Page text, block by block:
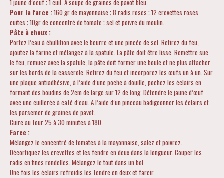
1 jaune d’oeuf ; 1 cuil. À soupe de graines de pavot bleu.
Pour la farce : 160 gr de mayonnaise ; 8 radis roses ; 12 crevettes roses
cuites ; 10gr de concentré de tomate ; sel et poivre du moulin.
Pâte à choux :
Portez l’eau à ébullition avec le beurre et une pincée de sel. Retirez du feu,
ajoutez la farine et mélangez à la spatule. La pâte doit être lisse. Remettre sue
le feu, remuez avec la spatule, la pâte doit former une boule et ne plus attacher
sur les bords de la casserole. Retirez du feu et incorporez les œufs un à un. Sur
une plaque antiadhésive, à l’aide d’une poche à douille, pochez les éclairs en
formant des boudins de 2cm de large sur 12 de long. Détendre le jaune d’œuf
avec une cuillerée à café d’eau. A l’aide d’un pinceau badigeonner les éclairs et
les parsemer de graines de pavot.
Cuire au four 25 à 30 minutes à 180.
Farce :
Mélangez le concentré de tomates à la mayonnaise, salez et poivrez.
Décortiquez les crevettes et les fendre en deux dans la longueur. Couper les
radis en fines rondelles. Mélangez le tout dans un bol.
Une fois les éclairs refroidis les fendre en deux et farcir.